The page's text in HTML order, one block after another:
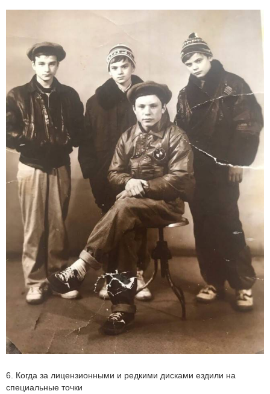
6. Когда за лицензионными и редкими дисками ездили на
специальные точки